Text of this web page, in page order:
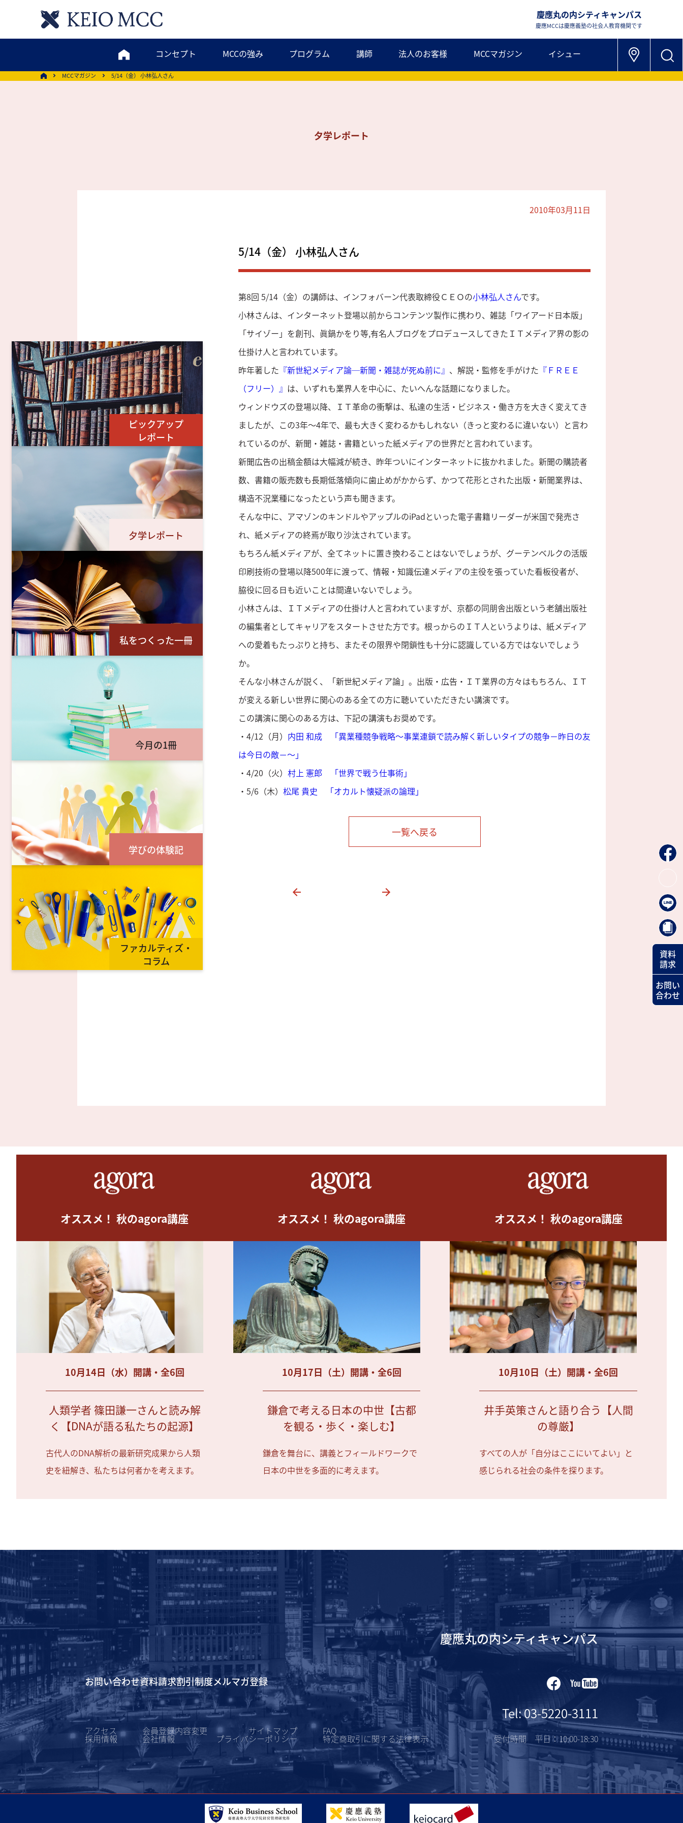
慶應丸の内シティキャンパス
慶應MCCは慶應義塾の社会人教育機関です
コンセプト MCCの強み プログラム 講師 法人のお客様 MCCマガジン イシュー
MCCマガジン 5/14（金） 小林弘人さん
夕学レポート
2010年03月11日
5/14（金） 小林弘人さん
第8回 5/14（金）の講師は、インフォバーン代表取締役ＣＥＯの小林弘人さんです。
小林さんは、インターネット登場以前からコンテンツ製作に携わり、雑誌「ワイアード日本版」
「サイゾー」を創刊、眞鍋かをり等,有名人ブログをプロデュースしてきたＩＴメディア界の影の
仕掛け人と言われています。
昨年著した 『新世紀メディア論─新聞・雑誌が死ぬ前に』 、解説・監修を手がけた 『ＦＲＥＥ
（フリー）』 は、いずれも業界人を中心に、たいへんな話題になりました。
ウィンドウズの登場以降、ＩＴ革命の衝撃は、私達の生活・ビジネス・働き方を大きく変えてき
ましたが、この3年～4年で、最も大きく変わるかもしれない（きっと変わるに違いない）と言わ
れているのが、新聞・雑誌・書籍といった紙メディアの世界だと言われています。
新聞広告の出稿金額は大幅減が続き、昨年ついにインターネットに抜かれました。新聞の購読者
数、書籍の販売数も長期低落傾向に歯止めがかからず、かつて花形とされた出版・新聞業界は、
構造不況業種になったという声も聞きます。
そんな中に、アマゾンのキンドルやアップルのiPadといった電子書籍リーダーが米国で発売さ
れ、紙メディアの終焉が取り沙汰されています。
もちろん紙メディアが、全てネットに置き換わることはないでしょうが、グーテンベルクの活版
印刷技術の登場以降500年に渡って、情報・知識伝達メディアの主役を張っていた看板役者が、
脇役に回る日も近いことは間違いないでしょう。
小林さんは、ＩＴメディアの仕掛け人と言われていますが、京都の同朋舎出版という老舗出版社
の編集者としてキャリアをスタートさせた方です。根っからのＩＴ人というよりは、紙メディア
への愛着もたっぷりと持ち、またその限界や閉鎖性も十分に認識している方ではないでしょう
か。
そんな小林さんが説く、「新世紀メディア論」。出版・広告・ＩＴ業界の方々はもちろん、ＩＴ
が変える新しい世界に関心のある全ての方に聴いていただきたい講演です。
この講演に関心のある方は、下記の講演もお奨めです。
・4/12（月） 内田 和成 「異業種競争戦略～事業連鎖で読み解く新しいタイプの競争－昨日の友
は今日の敵－～」
・4/20（火） 村上 憲郎 「世界で戦う仕事術」
・5/6（木） 松尾 貴史 「オカルト懐疑派の論理」
一覧へ戻る
ピックアップ
レポート
夕学レポート
私をつくった一冊
今月の1冊
学びの体験記
ファカルティズ・
コラム
オススメ！ 秋のagora講座
10月14日（水）開講・全6回
人類学者 篠田謙一さんと読み解
く【DNAが語る私たちの起源】
古代人のDNA解析の最新研究成果から人類
史を紐解き、私たちは何者かを考えます。
オススメ！ 秋のagora講座
10月17日（土）開講・全6回
鎌倉で考える日本の中世【古都
を観る・歩く・楽しむ】
鎌倉を舞台に、講義とフィールドワークで
日本の中世を多面的に考えます。
オススメ！ 秋のagora講座
10月10日（土）開講・全6回
井手英策さんと語り合う【人間
の尊厳】
すべての人が「自分はここにいてよい」と
感じられる社会の条件を探ります。
資料
請求
お問い
合わせ
慶應丸の内シティキャンパス
お問い合わせ資料請求割引制度メルマガ登録
アクセス 会員登録内容変更 サイトマップ FAQ
採用情報 会社情報 プライバシーポリシー 特定商取引に関する法律表示
Tel: 03-5220-3111
受付時間 平日：10:00-18:30